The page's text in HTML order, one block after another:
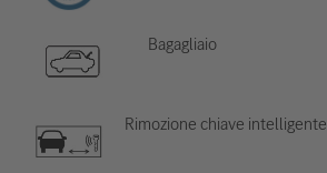
Bagagliaio
Rimozione chiave intelligente